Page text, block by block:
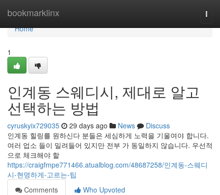
bookmarklinx
Home
Home
1
인계동 스웨디시, 제대로 알고
선택하는 방법
cyruskyix729035 29 days ago News
Discuss
인계동 힐링를 원하신다 분들은 세심하게 노력을 기울여야 합니다.
여러 업소 들이 밀려들어 있지만 전부 가 동일하지 않습니다. 우선적
으로 체크해야 할
https://craigfmpe771466.atualblog.com/48687258/인계동-스웨디
시-현명하게-고르는-팁
Comments
Who Upvoted